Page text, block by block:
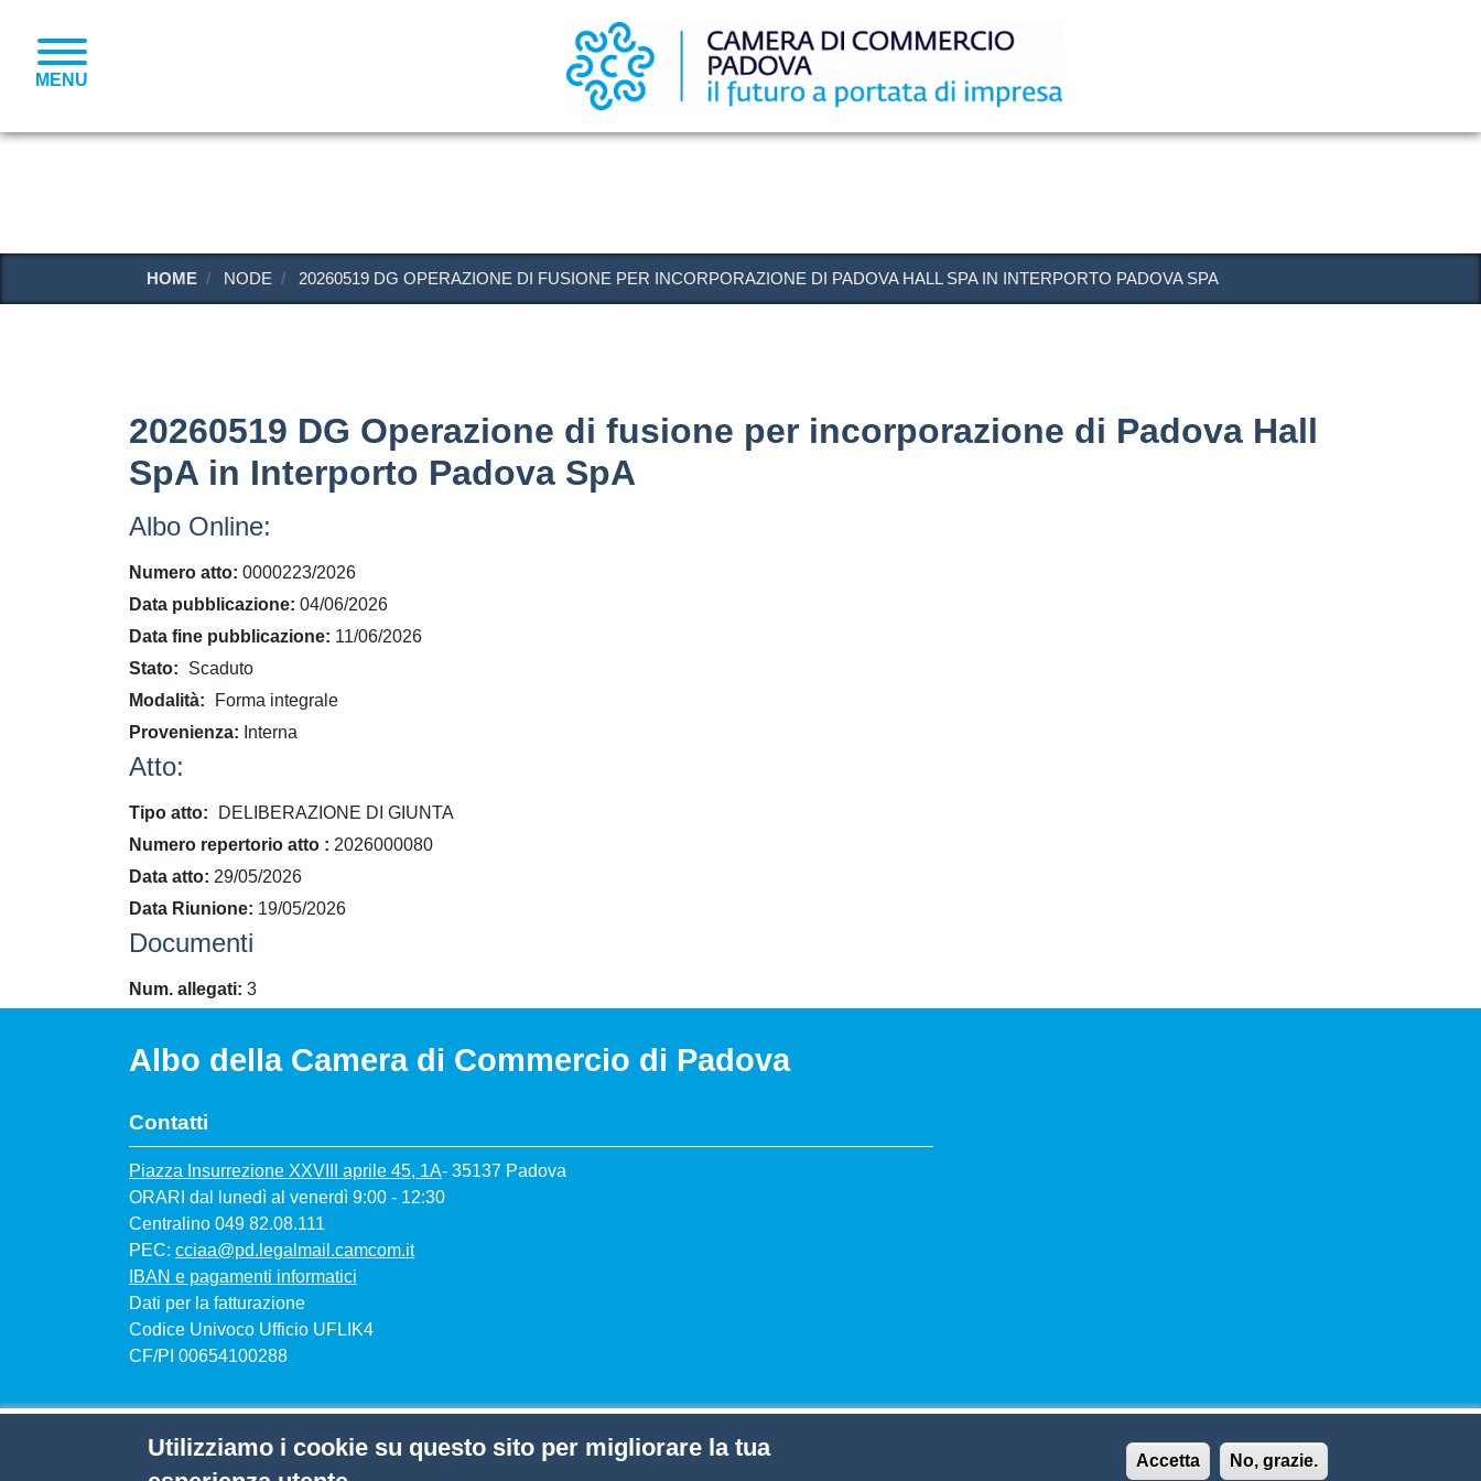
al
contenuto
principale
MENU
HOME NODE 20260519 DG OPERAZIONE DI FUSIONE PER INCORPORAZIONE DI PADOVA HALL SPA IN INTERPORTO PADOVA SPA
20260519 DG Operazione di fusione per incorporazione di Padova Hall
SpA in Interporto Padova SpA
Albo Online:
Numero atto 0000223/2026
Data pubblicazione 04/06/2026
Data fine pubblicazione 11/06/2026
Stato
Scaduto
Modalità
Forma integrale
Provenienza
Interna
Atto:
Tipo atto
DELIBERAZIONE DI GIUNTA
​Numero repertorio atto
2026000080
Data atto 29/05/2026
Data Riunione 19/05/2026
Documenti
Num. allegati 3
Albo della Camera di Commercio di Padova
Contatti
Piazza Insurrezione XXVIII aprile 45, 1A- 35137 Padova
ORARI dal lunedì al venerdì 9:00 - 12:30
Centralino 049 82.08.111
PEC: cciaa@pd.legalmail.camcom.it
IBAN e pagamenti informatici
Dati per la fatturazione
Codice Univoco Ufficio UFLIK4
CF/PI 00654100288
Utilizziamo i cookie su questo sito per migliorare la tua
Accetta No, grazie.